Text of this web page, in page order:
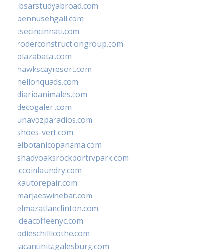
ibsarstudyabroad.com
bennusehgall.com
tsecincinnati.com
roderconstructiongroup.com
plazabatai.com
hawkscayresort.com
hellonquads.com
diarioanimales.com
decogaleri.com
unavozparadios.com
shoes-vert.com
elbotanicopanama.com
shadyoaksrockportrvpark.com
jccoinlaundry.com
kautorepair.com
marjaeswinebar.com
elmazatlanclinton.com
ideacoffeenyc.com
odieschillicothe.com
lacantinitagalesburg.com